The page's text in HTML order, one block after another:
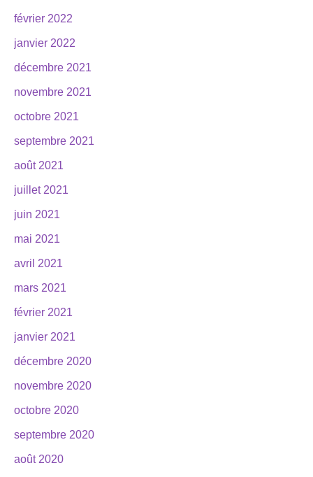
février 2022
janvier 2022
décembre 2021
novembre 2021
octobre 2021
septembre 2021
août 2021
juillet 2021
juin 2021
mai 2021
avril 2021
mars 2021
février 2021
janvier 2021
décembre 2020
novembre 2020
octobre 2020
septembre 2020
août 2020